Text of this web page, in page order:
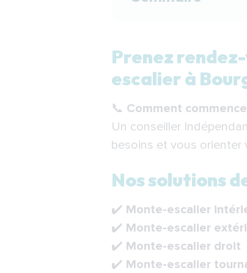
Prenez
Nos solutions
Étapes de
Financer votre
Prenez
escalier à
📞 Comment
Un conseiller
besoins et vous orienter
Nos solutions
✔️ Monte-escalier
✔️ Monte-escalier
✔️ Monte-escalier droit
✔️ Monte-escalier